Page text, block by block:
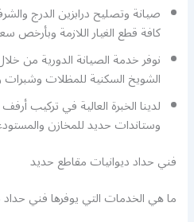
صيانة وتصليح درابزين الدرج
كافة قطع الغيار اللازمة وبأرخص
نوفر خدمة الصيانة الدورية من
الشويخ السكنية للمظلات وشبرات
لدينا الخبرة العالية في تركيب
وستاندات حديد للمخازن
فني حداد ديوانيات مقاطع حديد
ما هي الخدمات التي يوفرها فني